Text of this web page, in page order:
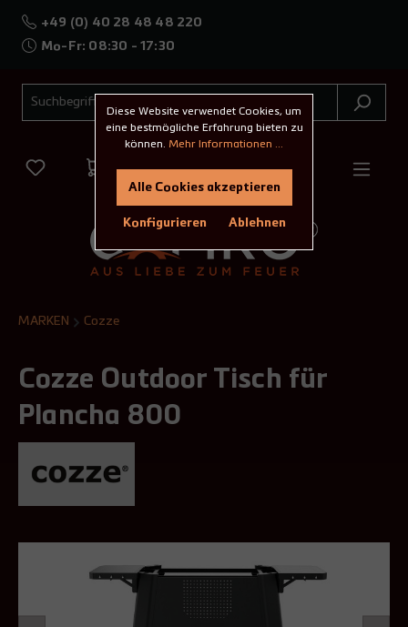
+49 (0) 40 28 48 48 220
Mo-Fr: 08:30 - 17:30
MARKEN Cozze
Cozze Outdoor Tisch für
Plancha 800
Diese Website verwendet Cookies, um
eine bestmögliche Erfahrung bieten zu
können. Mehr Informationen ...
Ablehnen
Konfigurieren
Alle Cookies akzeptieren